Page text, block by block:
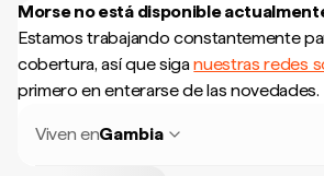
Morse no está disponible
Estamos trabajando constantemente
cobertura, así que siganuestras redes
primero en enterarse de las novedades.
Viven enGambia